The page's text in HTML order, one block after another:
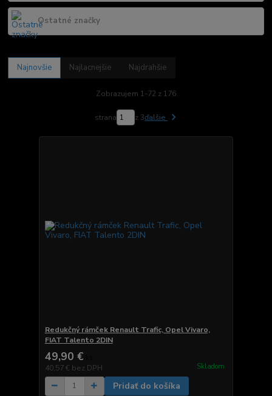
Ostatné značky
Najnovšie Najlacnejšie Najdrahšie
Zobrazujem 1-72 z 176
strana z 3ďalšie
Redukčný rámček Renault Trafic, Opel Vivaro,
FIAT Talento 2DIN
49,90 €
40,57 € bez DPH Skladom
Pridať do košíka